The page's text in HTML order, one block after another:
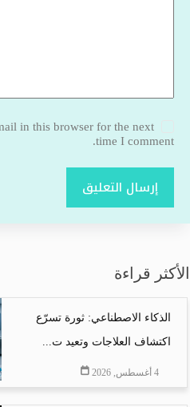
in this browser for the next
time I comment.
إرسال التعليق
الأكثر قراءة
الذكاء الاصطناعي: ثورة تسرّع
اكتشاف العلاجات وتعيد ت...
4 أغسطس, 2026